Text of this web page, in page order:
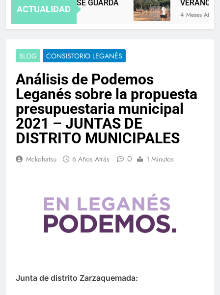
ACTUALIDAD
SE EDUCA, NO SE GUARDA VERANO
4 Meses Atrás
BLOG CONSISTORIO LEGANÉS
Análisis de Podemos
Leganés sobre la propuesta
presupuestaria municipal
2021 – JUNTAS DE
DISTRITO MUNICIPALES
Mckohatsu 6 Años Atrás 0 1 Minutos
Junta de distrito Zarzaquemada: